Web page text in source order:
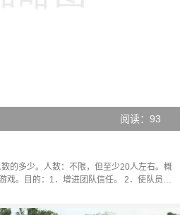
阅读：93
的多少。人数：不限，但至少20人左右。概
戏。目的：1．增进团队信任。 2．使队员们